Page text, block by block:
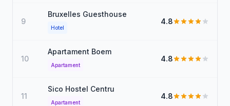
9
Bruxelles Guesthouse
Hotel
4.8
10
Apartament Boem
Apartament
4.8
11
Sico Hostel Centru
Apartament
4.8